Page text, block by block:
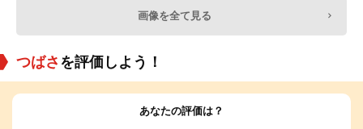
画像を全て見る
つばさ を評価しよう！
あなたの評価は？